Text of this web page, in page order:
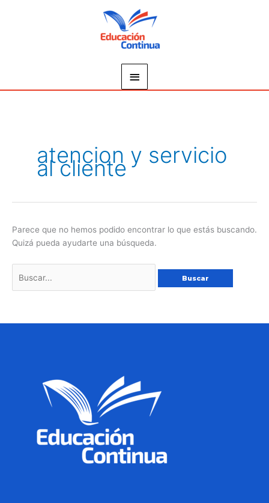
Menú
principal
atencion y servicio
al cliente
Parece que no hemos podido encontrar lo que estás buscando.
Quizá pueda ayudarte una búsqueda.